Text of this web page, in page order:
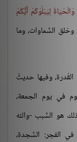
لِيَبْلُوَكُمْ أَيُّكُمْ
وخلق السَّماوات، وما
وفيها حديثٌ
في يوم الجمعة،
هو السَّبب -والله
الفجر: السَّجدة،